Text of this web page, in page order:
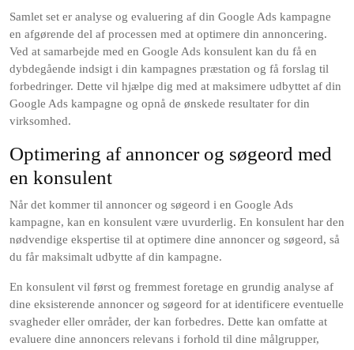
Samlet set er analyse og evaluering af din Google Ads kampagne
en afgørende del af processen med at optimere din annoncering.
Ved at samarbejde med en Google Ads konsulent kan du få en
dybdegående indsigt i din kampagnes præstation og få forslag til
forbedringer. Dette vil hjælpe dig med at maksimere udbyttet af din
Google Ads kampagne og opnå de ønskede resultater for din
virksomhed.
Optimering af annoncer og søgeord med
en konsulent
Når det kommer til annoncer og søgeord i en Google Ads
kampagne, kan en konsulent være uvurderlig. En konsulent har den
nødvendige ekspertise til at optimere dine annoncer og søgeord, så
du får maksimalt udbytte af din kampagne.
En konsulent vil først og fremmest foretage en grundig analyse af
dine eksisterende annoncer og søgeord for at identificere eventuelle
svagheder eller områder, der kan forbedres. Dette kan omfatte at
evaluere dine annoncers relevans i forhold til dine målgrupper,